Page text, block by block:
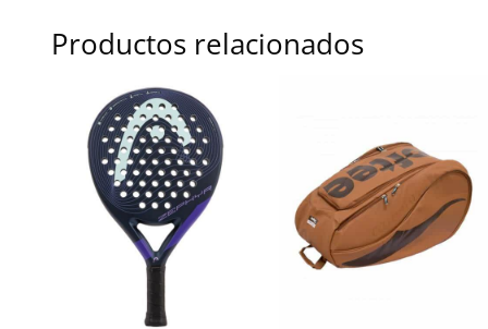
Productos relacionados